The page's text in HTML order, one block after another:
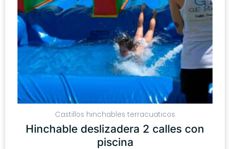
Castillos hinchables terracuaticos
Hinchable deslizadera 2 calles con
piscina